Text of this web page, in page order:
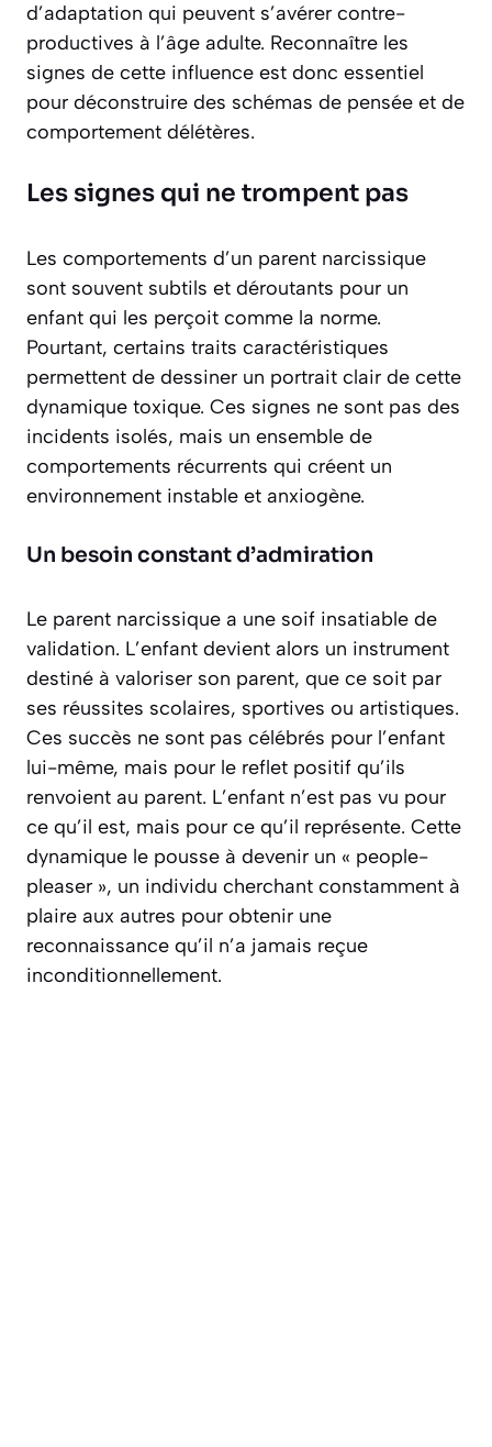
d’adaptation qui peuvent s’avérer contre-
productives à l’âge adulte. Reconnaître les
signes de cette influence est donc essentiel
pour déconstruire des schémas de pensée et de
comportement délétères.
Les signes qui ne trompent pas
Les comportements d’un parent narcissique
sont souvent subtils et déroutants pour un
enfant qui les perçoit comme la norme.
Pourtant, certains traits caractéristiques
permettent de dessiner un portrait clair de cette
dynamique toxique. Ces signes ne sont pas des
incidents isolés, mais un ensemble de
comportements récurrents qui créent un
environnement instable et anxiogène.
Un besoin constant d’admiration
Le parent narcissique a une soif insatiable de
validation. L’enfant devient alors un instrument
destiné à valoriser son parent, que ce soit par
ses réussites scolaires, sportives ou artistiques.
Ces succès ne sont pas célébrés pour l’enfant
lui-même, mais pour le reflet positif qu’ils
renvoient au parent. L’enfant n’est pas vu pour
ce qu’il est, mais pour ce qu’il représente. Cette
dynamique le pousse à devenir un « people-
pleaser », un individu cherchant constamment à
plaire aux autres pour obtenir une
reconnaissance qu’il n’a jamais reçue
inconditionnellement.